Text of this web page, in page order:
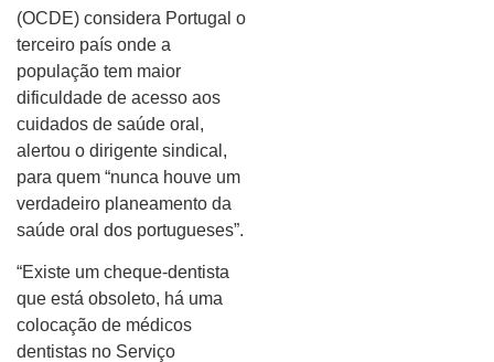
(OCDE) considera Portugal o
terceiro país onde a
população tem maior
dificuldade de acesso aos
cuidados de saúde oral,
alertou o dirigente sindical,
para quem “nunca houve um
verdadeiro planeamento da
saúde oral dos portugueses”.
“Existe um cheque-dentista
que está obsoleto, há uma
colocação de médicos
dentistas no Serviço